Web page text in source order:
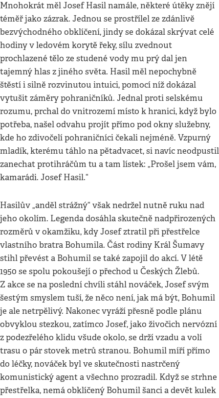
Mnohokrát měl Josef Hasil namále, některé útěky znějí
téměř jako zázrak. Jednou se prostřílel ze zdánlivě
bezvýchodného obklíčení, jindy se dokázal skrývat celé
hodiny v ledovém korytě řeky, sílu zvednout
prochlazené tělo ze studené vody mu prý dal jen
tajemný hlas z jiného světa. Hasil měl nepochybně
štěstí i silně rozvinutou intuici, pomocí níž dokázal
vytušit záměry pohraničníků. Jednal proti selskému
rozumu, prchal do vnitrozemí místo k hranici, když bylo
potřeba, našel odvahu projít přímo pod okny služebny,
kde ho zdivočelí pohraničníci čekali nejméně. Vzpurný
mladík, kterému táhlo na pětadvacet, si navíc neodpustil
zanechat protihráčům tu a tam lístek: „Prošel jsem vám,
kamarádi. Josef Hasil.“
Hasilův „anděl strážný“ však nedržel nutně ruku nad
jeho okolím. Legenda dosáhla skutečně nadpřirozených
rozměrů v okamžiku, kdy Josef ztratil při přestřelce
vlastního bratra Bohumila. Část rodiny Král Šumavy
stihl převést a Bohumil se také zapojil do akcí. V létě
1950 se spolu pokoušejí o přechod u Českých Žlebů.
Z akce se na poslední chvíli stáhl nováček, Josef svým
šestým smyslem tuší, že něco není, jak má být, Bohumil
je ale netrpělivý. Nakonec vyráží přesně podle plánu
obvyklou stezkou, zatímco Josef, jako živočich nervózní
z podezřelého klidu všude okolo, se drží vzadu a volí
trasu o pár stovek metrů stranou. Bohumil míří přímo
do léčky, nováček byl ve skutečnosti nastrčený
komunistický agent a všechno prozradil. Když se strhne
přestřelka, nemá obklíčený Bohumil šanci a devět kulek